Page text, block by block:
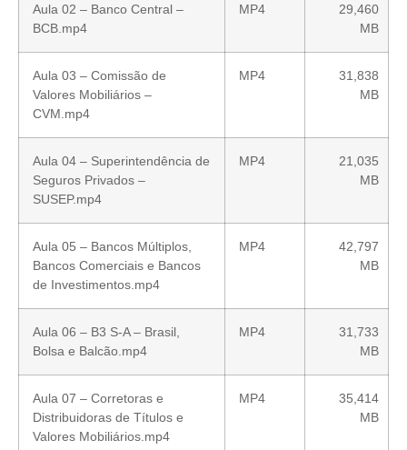
Aula 02 – Banco Central –
BCB.mp4
MP4
29,460
MB
Aula 03 – Comissão de
Valores Mobiliários –
CVM.mp4
MP4
31,838
MB
Aula 04 – Superintendência de
Seguros Privados –
SUSEP.mp4
MP4
21,035
MB
Aula 05 – Bancos Múltiplos,
Bancos Comerciais e Bancos
de Investimentos.mp4
MP4
42,797
MB
Aula 06 – B3 S-A – Brasil,
Bolsa e Balcão.mp4
MP4
31,733
MB
Aula 07 – Corretoras e
Distribuidoras de Títulos e
Valores Mobiliários.mp4
MP4
35,414
MB